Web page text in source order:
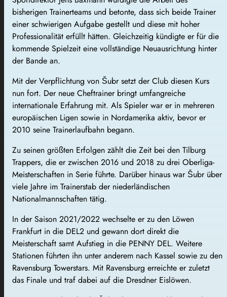
bisherigen Trainerteams und betonte, dass sich beide Trainer
einer schwierigen Aufgabe gestellt und diese mit hoher
Professionalität erfüllt hätten. Gleichzeitig kündigte er für die
kommende Spielzeit eine vollständige Neuausrichtung hinter
der Bande an.
Mit der Verpflichtung von Šubr setzt der Club diesen Kurs
nun fort. Der neue Cheftrainer bringt umfangreiche
internationale Erfahrung mit. Als Spieler war er in mehreren
europäischen Ligen sowie in Nordamerika aktiv, bevor er
2010 seine Trainerlaufbahn begann.
Zu seinen größten Erfolgen zählt die Zeit bei den Tilburg
Trappers, die er zwischen 2016 und 2018 zu drei Oberliga-
Meisterschaften in Serie führte. Darüber hinaus war Šubr über
viele Jahre im Trainerstab der niederländischen
Nationalmannschaften tätig.
In der Saison 2021/2022 wechselte er zu den Löwen
Frankfurt in die DEL2 und gewann dort direkt die
Meisterschaft samt Aufstieg in die PENNY DEL. Weitere
Stationen führten ihn unter anderem nach Kassel sowie zu den
Ravensburg Towerstars. Mit Ravensburg erreichte er zuletzt
das Finale und traf dabei auf die Dresdner Eislöwen.